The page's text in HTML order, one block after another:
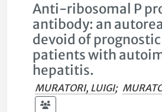
Anti-ribosomal P
antibody: an
devoid of
patients with
hepatitis.
MURATORI, LUIGI;